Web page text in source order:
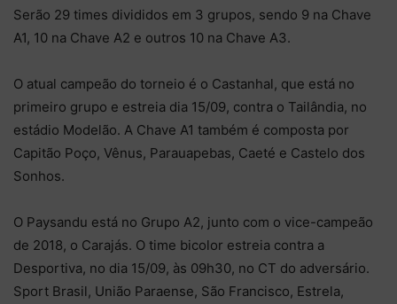
Serão 29 times divididos em 3 grupos, sendo 9 na Chave
A1, 10 na Chave A2 e outros 10 na Chave A3.
O atual campeão do torneio é o Castanhal, que está no
primeiro grupo e estreia dia 15/09, contra o Tailândia, no
estádio Modelão. A Chave A1 também é composta por
Capitão Poço, Vênus, Parauapebas, Caeté e Castelo dos
Sonhos.
O Paysandu está no Grupo A2, junto com o vice-campeão
de 2018, o Carajás. O time bicolor estreia contra a
Desportiva, no dia 15/09, às 09h30, no CT do adversário.
Sport Brasil, União Paraense, São Francisco, Estrela,